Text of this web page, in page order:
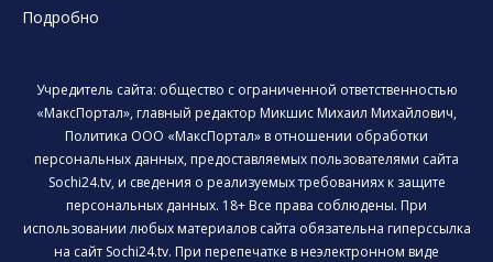
Подробно
Учредитель сайта: общество с ограниченной ответственностью
«МаксПортал», главный редактор Микшис Михаил Михайлович,
Политика ООО «МаксПортал» в отношении обработки
персональных данных, предоставляемых пользователями сайта
Sochi24.tv, и сведения о реализуемых требованиях к защите
персональных данных. 18+ Все права соблюдены. При
использовании любых материалов сайта обязательна гиперссылка
на сайт Sochi24.tv. При перепечатке в неэлектронном виде